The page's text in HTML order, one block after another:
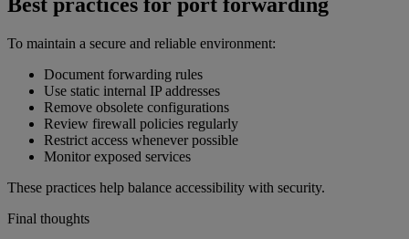
To maintain a secure and reliable environment:
Document forwarding rules
Use static internal IP addresses
Remove obsolete configurations
Review firewall policies regularly
Restrict access whenever possible
Monitor exposed services
These practices help balance accessibility with security.
Final thoughts